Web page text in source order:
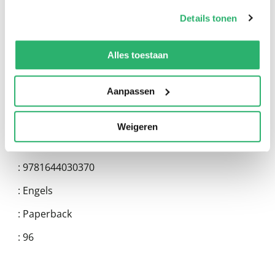
We werken samen met13 derdendie uw gegevens
kunnen ontvangen en verwerken.
Details tonen
Alles toestaan
Aanpassen
Weigeren
: 9781644030370
: Engels
: Paperback
: 96